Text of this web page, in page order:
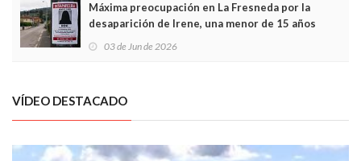
Máxima preocupación en La Fresneda por la
desaparición de Irene, una menor de 15 años
03 de Jun de 2026
VÍDEO DESTACADO